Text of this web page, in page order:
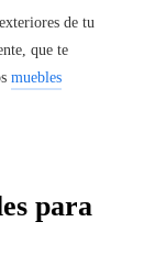
de tu
que te
muebles
para